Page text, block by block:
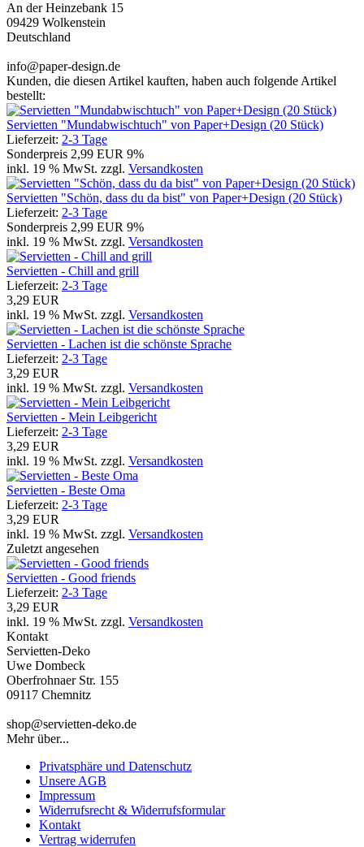
An der Heinzebank 15
09429 Wolkenstein
Deutschland
info@paper-design.de
Kunden, die diesen Artikel kauften, haben auch folgende Artikel
bestellt:
Servietten "Mundabwischtuch" von Paper+Design (20 Stück)
Lieferzeit: 2-3 Tage
Sonderpreis 2,99 EUR 9%
inkl. 19 % MwSt. zzgl. Versandkosten
Servietten "Schön, dass du da bist" von Paper+Design (20 Stück)
Lieferzeit: 2-3 Tage
Sonderpreis 2,99 EUR 9%
inkl. 19 % MwSt. zzgl. Versandkosten
Servietten - Chill and grill
Lieferzeit: 2-3 Tage
3,29 EUR
inkl. 19 % MwSt. zzgl. Versandkosten
Servietten - Lachen ist die schönste Sprache
Lieferzeit: 2-3 Tage
3,29 EUR
inkl. 19 % MwSt. zzgl. Versandkosten
Servietten - Mein Leibgericht
Lieferzeit: 2-3 Tage
3,29 EUR
inkl. 19 % MwSt. zzgl. Versandkosten
Servietten - Beste Oma
Lieferzeit: 2-3 Tage
3,29 EUR
inkl. 19 % MwSt. zzgl. Versandkosten
Zuletzt angesehen
Servietten - Good friends
Lieferzeit: 2-3 Tage
3,29 EUR
inkl. 19 % MwSt. zzgl. Versandkosten
Kontakt
Servietten-Deko
Uwe Dombeck
Oberfrohnaer Str. 155
09117 Chemnitz
shop@servietten-deko.de
Mehr über...
Privatsphäre und Datenschutz
Unsere AGB
Impressum
Widerrufsrecht & Widerrufsformular
Kontakt
Vertrag widerrufen